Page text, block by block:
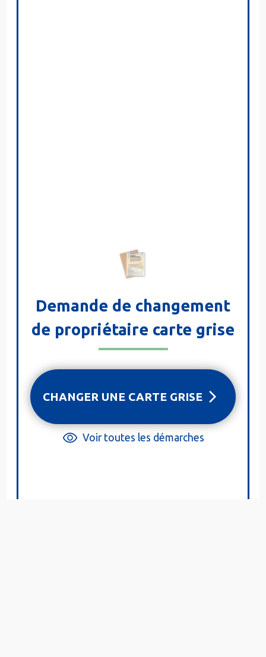
Demande de changement
de propriétaire carte grise
CHANGER UNE CARTE GRISE
Voir toutes les démarches